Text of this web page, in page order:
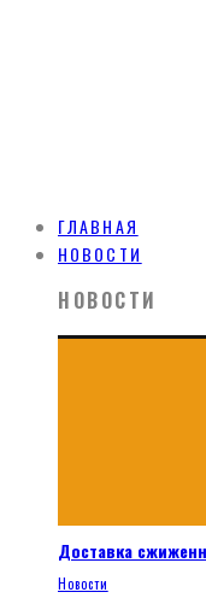
ГЛАВНАЯ
НОВОСТИ
НОВОСТИ
Доставка
Новости